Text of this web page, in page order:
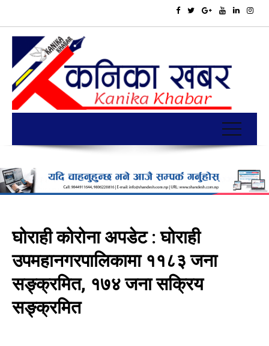
घोराही कोरोना अपडेट : घोराही
उपमहानगरपालिकामा ११८३ जना
सङ्क्रमित, १७४ जना सक्रिय
सङ्क्रमित